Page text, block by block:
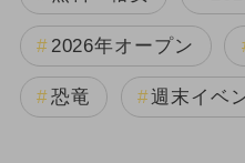
2026年オープン
恐竜 週末イベ